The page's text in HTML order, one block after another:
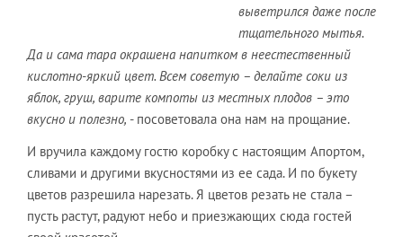
выветрился даже после
тщательного мытья.
Да и сама тара окрашена напитком в неестественный
кислотно-яркий цвет. Всем советую – делайте соки из
яблок, груш, варите компоты из местных плодов – это
вкусно и полезно, - посоветовала она нам на прощание.
И вручила каждому гостю коробку с настоящим Апортом,
сливами и другими вкусностями из ее сада. И по букету
цветов разрешила нарезать. Я цветов резать не стала –
пусть растут, радуют небо и приезжающих сюда гостей